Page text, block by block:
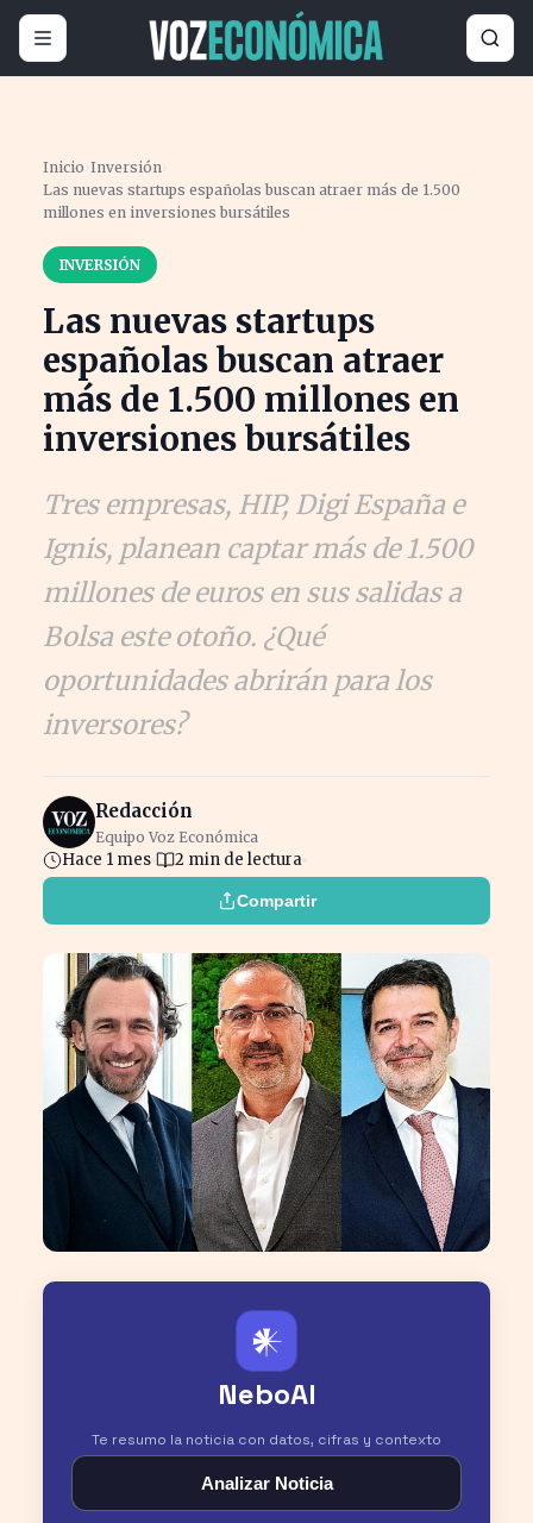
Inicio ›Inversión›
Las nuevas startups españolas buscan atraer más de 1.500
millones en inversiones bursátiles
INVERSIÓN
Las nuevas startups
españolas buscan atraer
más de 1.500 millones en
inversiones bursátiles
Tres empresas, HIP, Digi España e
Ignis, planean captar más de 1.500
millones de euros en sus salidas a
Bolsa este otoño. ¿Qué
oportunidades abrirán para los
inversores?
Redacción
Equipo Voz Económica
Hace 1 mes 2 min de lectura
Compartir
𒀭
NeboAI
Te resumo la noticia con datos, cifras y contexto
Analizar Noticia